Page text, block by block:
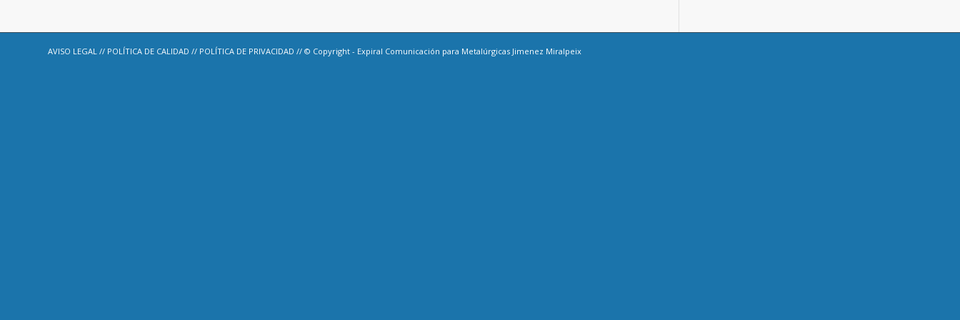
AVISO LEGAL // POLÍTICA DE CALIDAD // POLÍTICA DE PRIVACIDAD // © Copyright - Expiral Comunicación para Metalúrgicas Jimenez Miralpeix